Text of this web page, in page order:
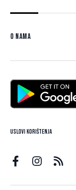
O nama
Uslovi korištenja